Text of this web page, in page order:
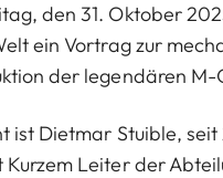
den 31. Oktober
ein Vortrag zur
der legendären
ist Dietmar Stuible,
Kurzem Leiter der